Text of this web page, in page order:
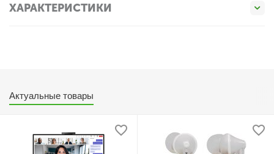
ХАРАКТЕРИСТИКИ
Актуальные товары